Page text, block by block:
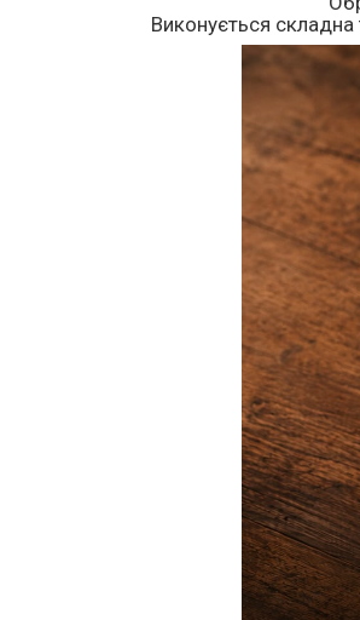
Виконується складна